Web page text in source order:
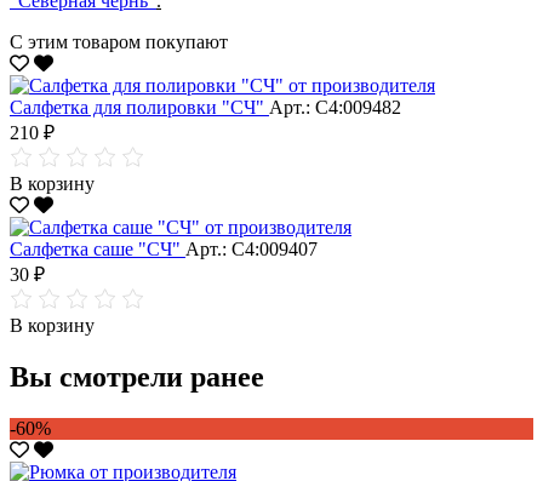
С этим товаром покупают
Салфетка для полировки "CЧ" Арт.: С4:009482
210 ₽
В корзину
Салфетка саше "CЧ" Арт.: С4:009407
30 ₽
В корзину
Вы смотрели ранее
-60%